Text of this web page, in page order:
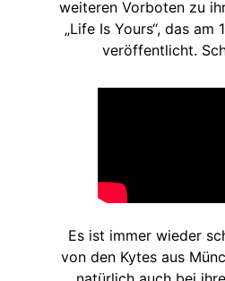
weiteren Vorboten zu
„Life Is Yours“, das am
veröffentlicht.
Es ist immer wieder
von den Kytes aus